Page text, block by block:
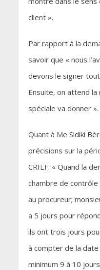
client ».
Par rapport à la
savoir que « nous
devons le signer
Ensuite, on attend
spéciale va donner ».
Quant à Me Sidiki
précisions sur la
CRIEF. « Quand la
chambre de
au procureur;
a 5 jours pour
ils ont trois jours
à compter de la
minimum 9 à 10